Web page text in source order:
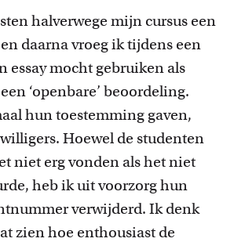
halverwege mijn cursus een
daarna vroeg iktijdens een
essaymocht gebruiken als
‘openbare’ beoordeling.
hun toestemming gaven,
Hoewel de studenten
niet erg vonden als het niet
heb ik uit voorzorg hun
verwijderd. Ik denk
zien hoe enthousiast de